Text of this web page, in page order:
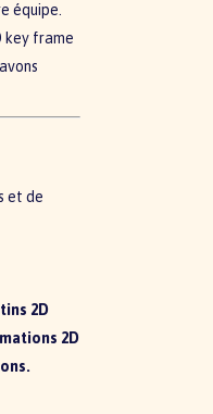
équipe.
key frame
et de
2D
2D